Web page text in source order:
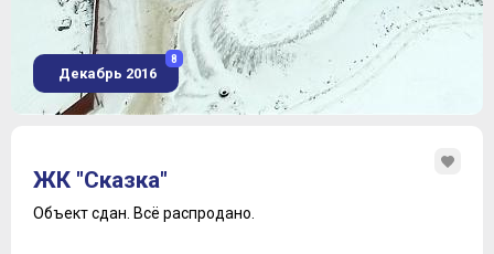
Декабрь 2016
8
ЖК "Сказка"
Объект сдан. Всё распродано.